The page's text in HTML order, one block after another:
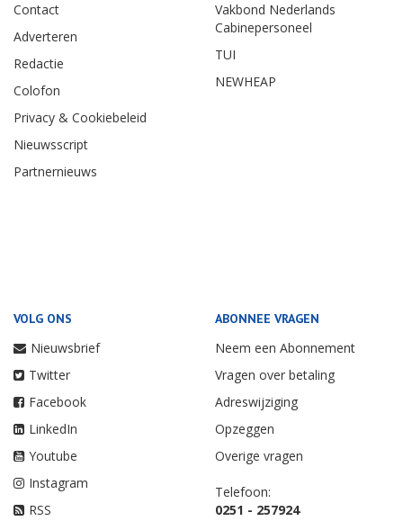
Contact
Adverteren
Redactie
Colofon
Privacy & Cookiebeleid
Nieuwsscript
Partnernieuws
Vakbond Nederlands
Cabinepersoneel
TUI
NEWHEAP
VOLG ONS
Nieuwsbrief
Twitter
Facebook
LinkedIn
Youtube
Instagram
RSS
ABONNEE VRAGEN
Neem een Abonnement
Vragen over betaling
Adreswijziging
Opzeggen
Overige vragen
Telefoon:
0251 - 257924